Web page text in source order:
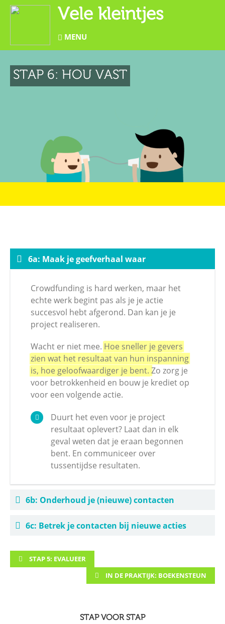
Vele kleintjes
MENU
STAP 6: HOU VAST
6a: Maak je geefverhaal waar
Crowdfunding is hard werken, maar het
echte werk begint pas als je je actie
succesvol hebt afgerond. Dan kan je je
project realiseren.
Wacht er niet mee. Hoe sneller je gevers
zien wat het resultaat van hun inspanning
is, hoe geloofwaardiger je bent. Zo zorg je
voor betrokkenheid en bouw je krediet op
voor een volgende actie.
Duurt het even voor je project
resultaat oplevert? Laat dan in elk
geval weten dat je eraan begonnen
bent. En communiceer over
tussentijdse resultaten.
6b: Onderhoud je (nieuwe) contacten
6c: Betrek je contacten bij nieuwe acties
STAP 5: EVALUEER
IN DE PRAKTIJK: BOEKENSTEUN
STAP VOOR STAP